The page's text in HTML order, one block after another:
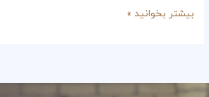
بیشتر بخوانید »